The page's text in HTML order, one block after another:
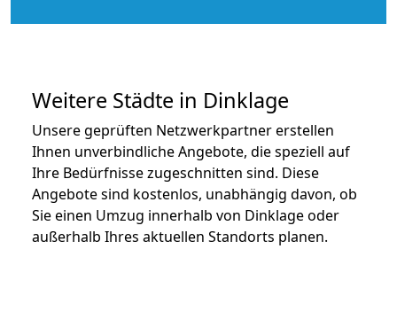
Weitere Städte in Dinklage
Unsere geprüften Netzwerkpartner erstellen
Ihnen unverbindliche Angebote, die speziell auf
Ihre Bedürfnisse zugeschnitten sind. Diese
Angebote sind kostenlos, unabhängig davon, ob
Sie einen Umzug innerhalb von Dinklage oder
außerhalb Ihres aktuellen Standorts planen.